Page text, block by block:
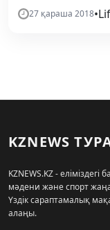
27 қараша 2018•
KZNEWS
KZNEWS.KZ -
мәдени және спорт
Үздік сараптамалық
алаңы.